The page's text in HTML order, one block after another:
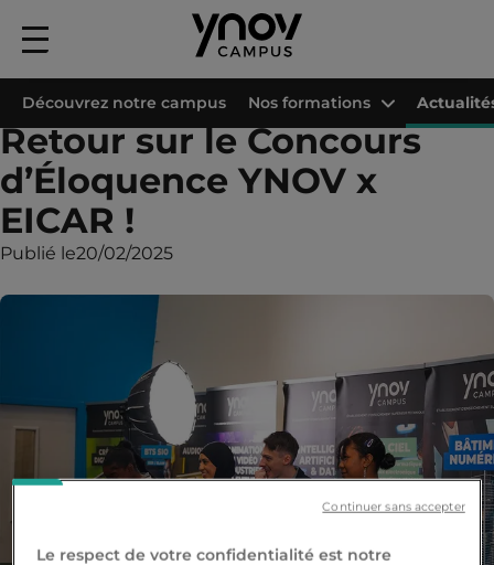
Menu
principal
Retour sur le Concours
d’Éloquence YNOV x
EICAR !
Publié le20/02/2025
Découvrez notre campus Nos formations
Le respect de votre confidentialité est notre
Continuer sans accepter